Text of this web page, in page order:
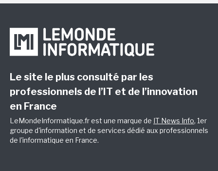
Le site le plus consulté par les
professionnels de l’IT et de l’innovation
en France
LeMondeInformatique.fr est une marque de IT News Info, 1er
groupe d'information et de services dédié aux professionnels
de l'informatique en France.